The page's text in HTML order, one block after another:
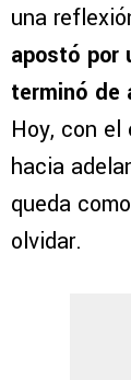
una
apostó por
terminó de
Hoy, con el
hacia
queda
olvidar.